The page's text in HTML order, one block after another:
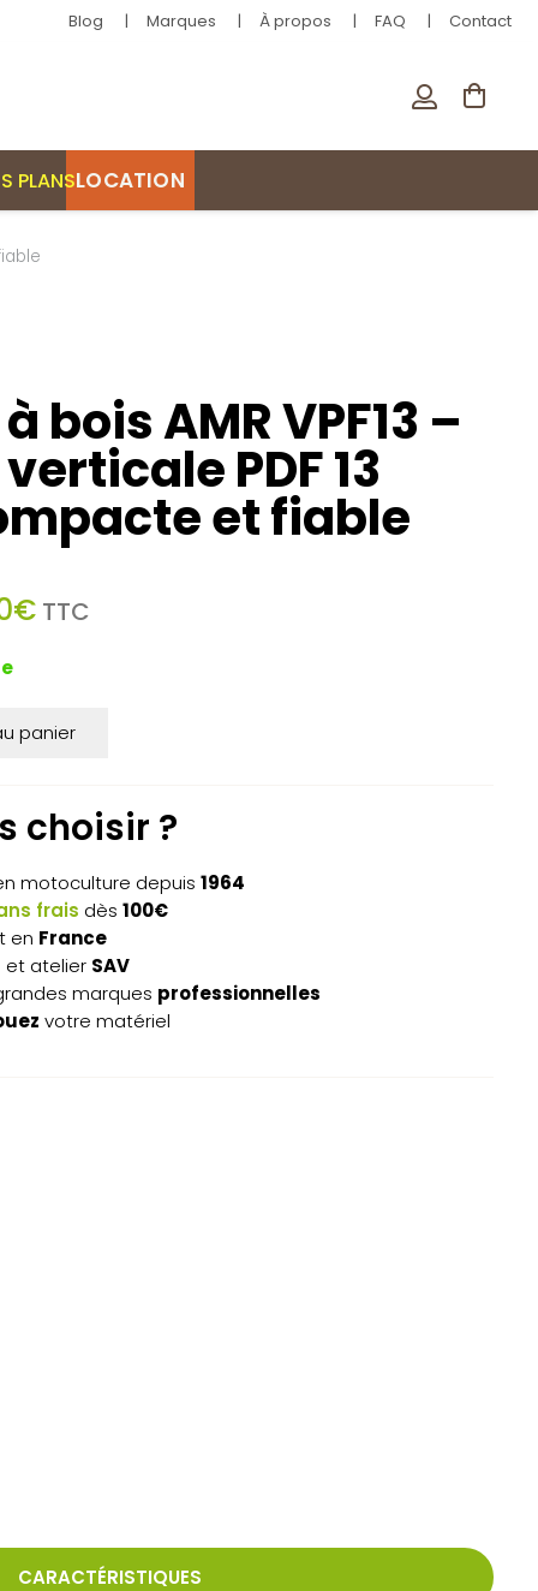
Blog Marques À propos FAQ Contact
PLANSLOCATION
bois AMR VPF13 –
PDF 13
et fiable
€Le
3
611,00€.
TTC
panier
choisir ?
motoculture depuis 1964
frais dès 100€
en France
et atelier SAV
marques professionnelles
votre matériel
CARACTÉRISTIQUES